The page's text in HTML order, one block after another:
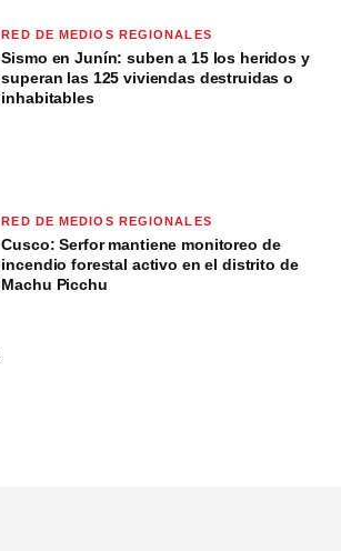
RED DE MEDIOS REGIONALES
Sismo en Junín: suben a 15 los heridos y
superan las 125 viviendas destruidas o
inhabitables
RED DE MEDIOS REGIONALES
Cusco: Serfor mantiene monitoreo de
incendio forestal activo en el distrito de
Machu Picchu